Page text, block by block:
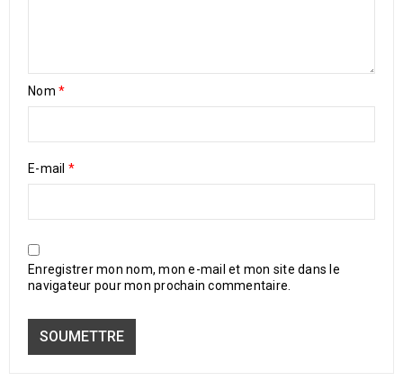
Nom *
E-mail *
Enregistrer mon nom, mon e-mail et mon site dans le
navigateur pour mon prochain commentaire.